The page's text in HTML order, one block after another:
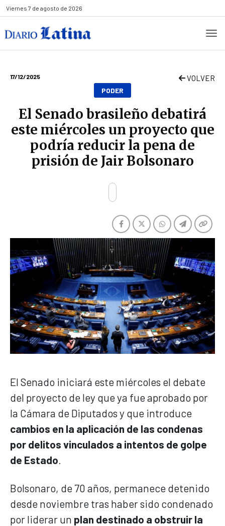
Viernes 7 de agosto de 2026
17/12/2025 VOLVER
PODER
El Senado brasileño debatirá
este miércoles un proyecto que
podría reducir la pena de
prisión de Jair Bolsonaro
El Senado iniciará este miércoles el debate
del proyecto de ley que ya fue aprobado por
la Cámara de Diputados y que introduce
cambios en la aplicación de las condenas
por delitos vinculados a intentos de golpe
de Estado
Bolsonaro, de 70 años, permanece detenido
desde noviembre tras haber sido condenado
por liderar un plan destinado a obstruir la